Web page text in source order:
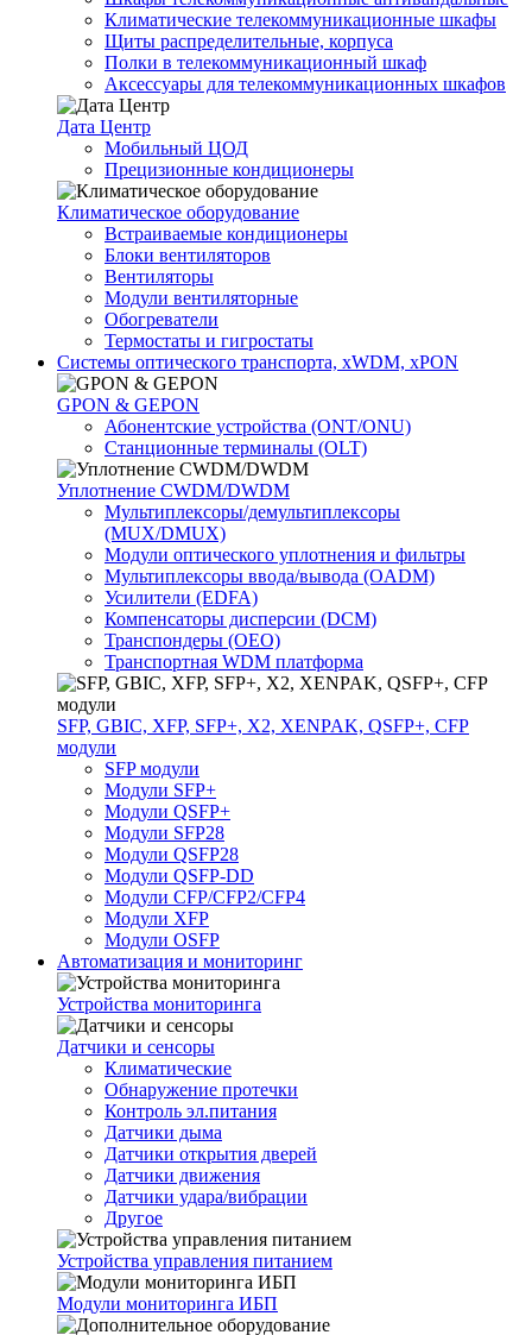
Климатические телекоммуникационные шкафы
Щиты распределительные, корпуса
Полки в телекоммуникационный шкаф
Аксессуары для телекоммуникационных шкафов
Дата Центр
Мобильный ЦОД
Прецизионные кондиционеры
Климатичeское оборудование
Встраиваемые кондиционеры
Блоки вентиляторов
Вентиляторы
Модули вентиляторные
Обогреватели
Термостаты и гигростаты
Системы оптического транспорта, xWDM, xPON
GPON & GEPON
Абонентские устройства (ONT/ONU)
Станционные терминалы (OLT)
Уплотнение CWDM/DWDM
Мультиплексоры/демультиплексоры
(MUX/DMUX)
Модули оптического уплотнения и фильтры
Мультиплексоры ввода/вывода (OADM)
Усилители (EDFA)
Компенсаторы дисперсии (DCM)
Транспондеры (OEO)
Транспортная WDM платформа
SFP, GBIC, XFP, SFP+, X2, XENPAK, QSFP+, CFP
модули
SFP модули
Модули SFP+
Модули QSFP+
Модули SFP28
Модули QSFP28
Модули QSFP-DD
Модули CFP/CFP2/CFP4
Модули XFP
Модули OSFP
Автоматизация и мониторинг
Устройства мониторинга
Датчики и сенсоры
Климатические
Обнаружение протечки
Контроль эл.питания
Датчики дыма
Датчики открытия дверей
Датчики движения
Датчики удара/вибрации
Другое
Устройства управления питанием
Модули мониторинга ИБП